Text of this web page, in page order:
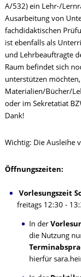
A/532) ein Lehr-/
Ausarbeitung von
fachdidaktischen
ist ebenfalls als
und Lehrbeauftragte
Raum befindet sich
unterstützen
Materialien/Bücher/
oder im Sekretatiat
Dank!
Wichtig: Die Ausleihe
Öffnungszeiten:
Vorlesungszeit
freitags 12:30 -
In der
die Nutzung
hierfür